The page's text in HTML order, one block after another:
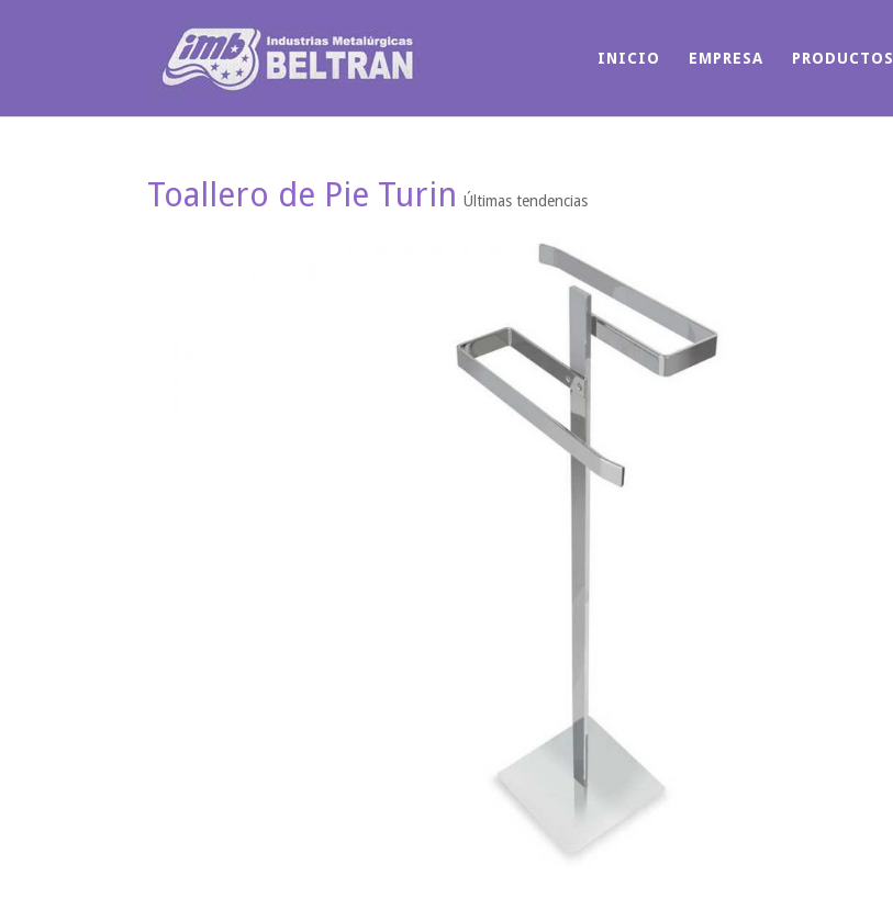
INICIO EMPRESA PRODUCTOS
Toallero de Pie Turin Últimas tendencias